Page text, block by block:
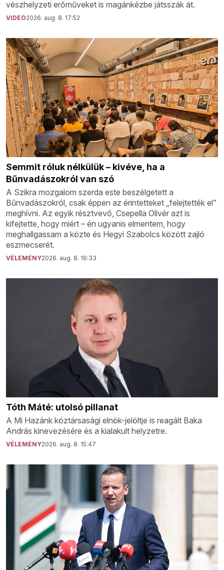
vészhelyzeti erőműveket is magánkézbe játsszák át.
VIDEÓ2026. aug. 8. 17:52
Semmit róluk nélkülük – kivéve, ha a
Bűnvadászokról van szó
A Szikra mozgalom szerda este beszélgetett a
Bűnvadászokról, csak éppen az érintetteket „felejtették el”
meghívni. Az egyik résztvevő, Csepella Olivér azt is
kifejtette, hogy miért – én ugyanis elmentem, hogy
meghallgassam a közte és Hegyi Szabolcs között zajló
eszmecserét.
VÉLEMÉNY2026. aug. 8. 16:33
Tóth Máté: utolsó pillanat
A Mi Hazánk köztársasági elnök-jelöltje is reagált Baka
András kinevezésére és a kialakult helyzetre.
VÉLEMÉNY2026. aug. 8. 15:47